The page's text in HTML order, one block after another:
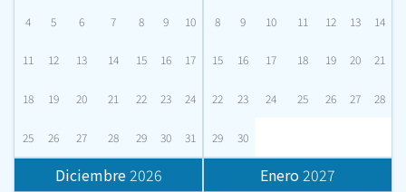
4 5 6 7 8 9 10
11 12 13 14 15 16 17
18 19 20 21 22 23 24
25 26 27 28 29 30 31
8 9 10 11 12 13 14
15 16 17 18 19 20 21
22 23 24 25 26 27 28
29 30
Diciembre2026
Enero2027